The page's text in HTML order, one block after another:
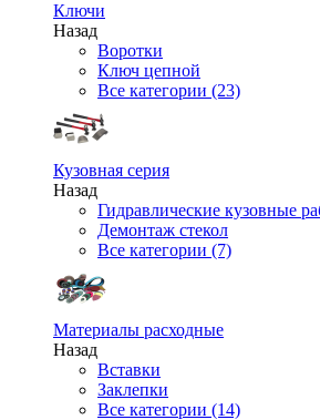
Ключи
Назад
Воротки
Ключ цепной
Все категории (23)
Кузовная серия
Назад
Гидравлические кузовные
Демонтаж стекол
Все категории (7)
Материалы расходные
Назад
Вставки
Заклепки
Все категории (14)